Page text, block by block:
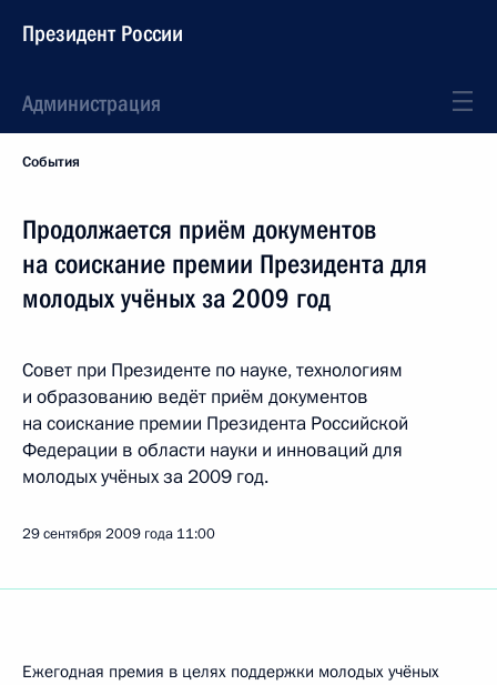
Президент России
Администрация
События
Продолжается приём документов
на соискание премии Президента для
молодых учёных за 2009 год
Совет при Президенте по науке, технологиям
и образованию ведёт приём документов
на соискание премии Президента Российской
Федерации в области науки и инноваций для
молодых учёных за 2009 год.
29 сентября 2009 года 11:00
Ежегодная премия в целях поддержки молодых учёных